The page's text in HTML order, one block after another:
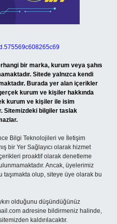
bir marka, kurum veya şahıs
Sitede yalnızca kendi
Burada yer alan içerikler
kurum ve kişiler hakkında
kurum ve kişiler ile isim
Sitemizdeki bilgiler taslak
Bilgi Teknolojileri ve İletişim
bir Yer Sağlayıcı olarak hizmet
proaktif olarak denetleme
Ancak, üyelerimiz
taşımakta olup, siteye üye olarak bu
olduğunu düşündüğünüz
adresine bildirmeniz halinde,
kaldırılacaktır.